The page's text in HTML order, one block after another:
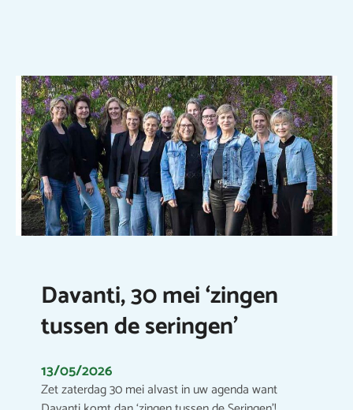
Davanti, 30 mei ‘zingen
tussen de seringen’
13/05/2026
Zet zaterdag 30 mei alvast in uw agenda want